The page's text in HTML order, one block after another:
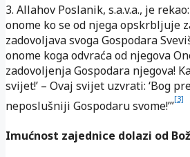
3. Allahov Poslanik, s.a.v.a., je
onome ko se od njega opskrbljuje
zadovoljava svoga Gospodara
onome koga odvraća od njegova
zadovoljenja Gospodara njegova!
svijet!’ – Ovaj svijet uzvrati: ‘Bog
neposlušniji Gospodaru svome!’”[3]
Imućnost zajednice dolazi od